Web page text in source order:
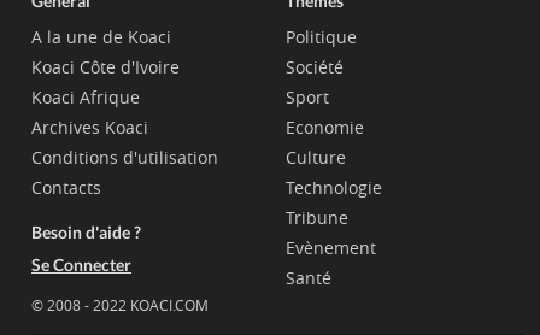
A la une de Koaci
Koaci Côte d'Ivoire
Koaci Afrique
Archives Koaci
Conditions d'utilisation
Contacts
Besoin d'aide ?
Se Connecter
© 2008 - 2022 KOACI.COM
Politique
Société
Sport
Economie
Culture
Technologie
Tribune
Evènement
Santé